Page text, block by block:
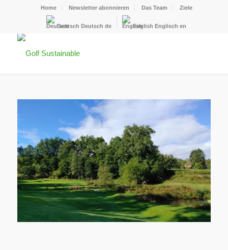
Home Newsletter abonnieren Das Team Ziele
Deutsch Deutsch de English Englisch en